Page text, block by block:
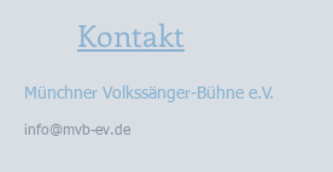
Kontakt
Münchner Volkssänger-Bühne e.V.
info@mvb-ev.de